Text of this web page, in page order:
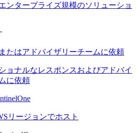
ンタープライズ規模のソリューショ
たはアドバイザリーチームに依頼
ョナルなレスポンスおよびアドバイ
に依頼
リージョンでホスト